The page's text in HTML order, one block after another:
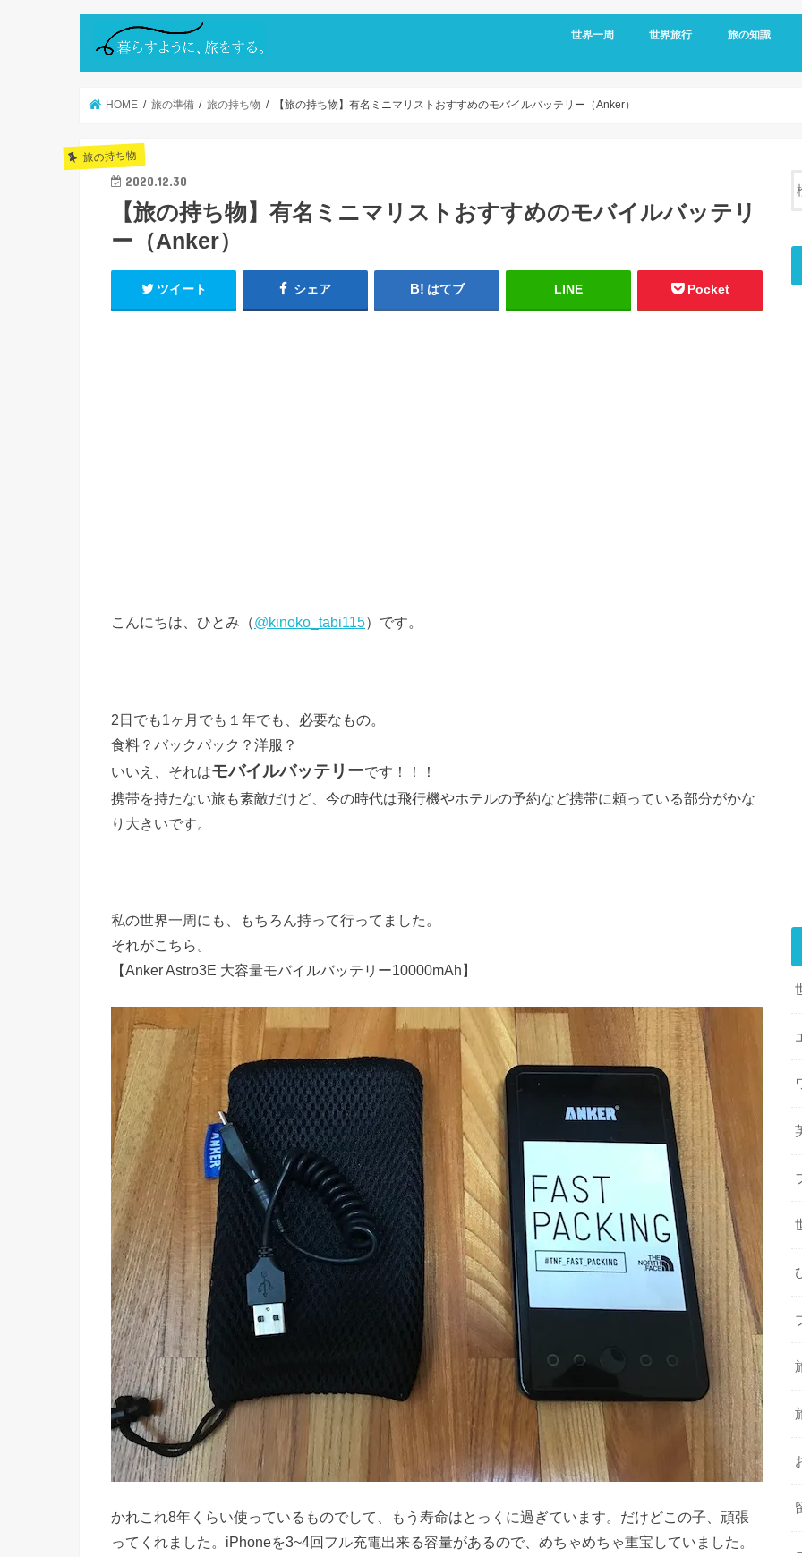
世界一周
アメリカ
メキシコ
キューバ
コロンビア
エクアドル
世界旅行
オーストラリア
台湾
フィリピン
日本
旅の知識
移動情報
国境情報
国別情報
帰国後
HOME 旅の準備 旅の持ち物 【旅の持ち物】有名ミニマリストおすすめのモバイルバッテリー（Anker）
旅の持ち物
2020.12.30
【旅の持ち物】有名ミニマリストおすすめのモバイルバッテリ
ー（Anker）
ツイート シェア はてブ LINE Pocket
こんにちは、ひとみ（@kinoko_tabi115）です。
2日でも1ヶ月でも１年でも、必要なもの。
食料？バックパック？洋服？
いいえ、それはモバイルバッテリーです！！！
携帯を持たない旅も素敵だけど、今の時代は飛行機やホテルの予約など携帯に頼っている部分がかな
り大きいです。
私の世界一周にも、もちろん持って行ってました。
それがこちら。
【Anker Astro3E 大容量モバイルバッテリー10000mAh】
かれこれ8年くらい使っているものでして、もう寿命はとっくに過ぎています。だけどこの子、頑張
ってくれました。iPhoneを3~4回フル充電出来る容量があるので、めちゃめちゃ重宝していました。